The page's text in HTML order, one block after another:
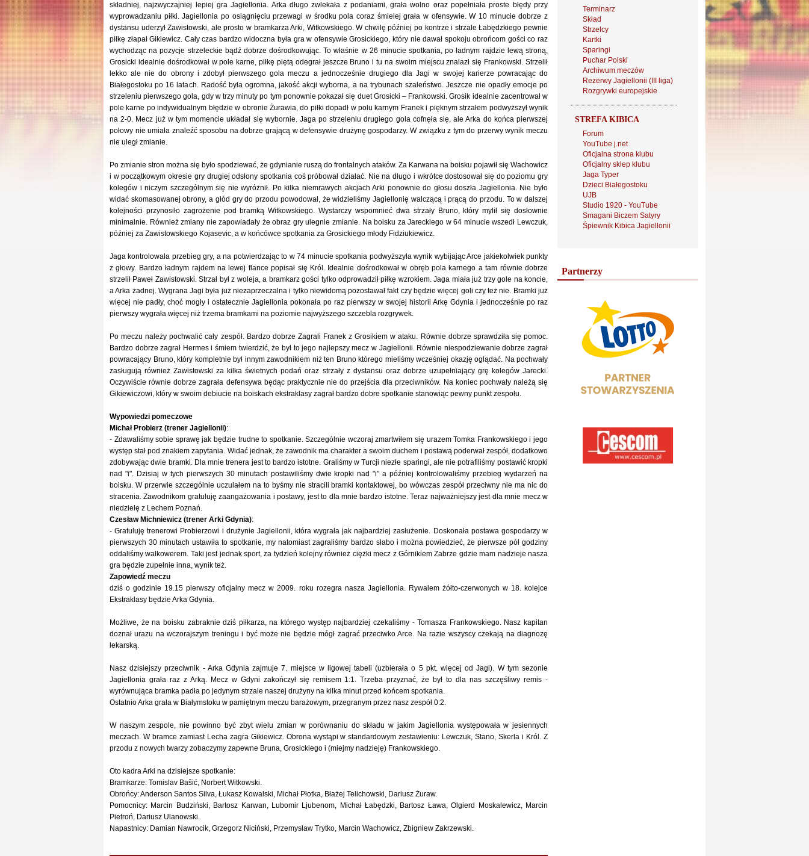
składniej, najzwyczajniej lepiej gra Jagiellonia. Arka długo zwlekała z podaniami, grała wolno oraz popełniała proste błędy przy
wyprowadzaniu piłki. Jagiellonia po osiągnięciu przewagi w środku pola coraz śmielej grała w ofensywie. W 10 minucie dobrze z
dystansu uderzył Zawistowski, ale prosto w bramkarza Arki, Witkowskiego. W chwilę później po kontrze i strzale Łabędzkiego pewnie
piłkę złapał Gikiewicz. Cały czas bardzo widoczna była gra w ofensywie Grosickiego, który nie dawał spokoju obrońcom gości co raz
wychodząc na pozycje strzeleckie bądź dobrze dośrodkowując. To właśnie w 26 minucie spotkania, po ładnym rajdzie lewą stroną,
Grosicki idealnie dośrodkował w pole karne, piłkę piętą odegrał jeszcze Bruno i tu na swoim miejscu znalazł się Frankowski. Strzelił
lekko ale nie do obrony i zdobył pierwszego gola meczu a jednocześnie drugiego dla Jagi w swojej karierze powracając do
Białegostoku po 16 latach. Radość była ogromna, jakość akcji wyborna, a na trybunach szaleństwo. Jeszcze nie opadły emocje po
strzeleniu pierwszego gola, gdy w trzy minuty po tym ponownie pokazał się duet Grosicki – Frankowski. Grosik idealnie zacentrował w
pole karne po indywidualnym błędzie w obronie Żurawia, do piłki dopadł w polu karnym Franek i pięknym strzałem podwyższył wynik
na 2-0. Mecz już w tym momencie układał się wybornie. Jaga po strzeleniu drugiego gola cofnęła się, ale Arka do końca pierwszej
połowy nie umiała znaleźć sposobu na dobrze grającą w defensywie drużynę gospodarzy. W związku z tym do przerwy wynik meczu
nie uległ zmianie.
Po zmianie stron można się było spodziewać, że gdynianie ruszą do frontalnych ataków. Za Karwana na boisku pojawił się Wachowicz
i w początkowym okresie gry drugiej odsłony spotkania coś próbował działać. Nie na długo i wkrótce dostosował się do poziomu gry
kolegów i niczym szczególnym się nie wyróżnił. Po kilka niemrawych akcjach Arki ponownie do głosu doszła Jagiellonia. Nie było
widać skomasowanej obrony, a głód gry do przodu powodował, że widzieliśmy Jagiellonię walczącą i prącą do przodu. To w dalszej
kolejności przynosiło zagrożenie pod bramką Witkowskiego. Wystarczy wspomnieć dwa strzały Bruno, który mylił się dosłownie
minimalnie. Również zmiany nie zapowiadały że obraz gry ulegnie zmianie. Na boisku za Jareckiego w 64 minucie wszedł Lewczuk,
później za Zawistowskiego Kojasevic, a w końcówce spotkania za Grosickiego młody Fidziukiewicz.
Jaga kontrolowała przebieg gry, a na potwierdzając to w 74 minucie spotkania podwyższyła wynik wybijając Arce jakiekolwiek punkty
z głowy. Bardzo ładnym rajdem na lewej flance popisał się Król. Idealnie dośrodkował w obręb pola karnego a tam równie dobrze
strzelił Paweł Zawistowski. Strzał był z woleja, a bramkarz gości tylko odprowadził piłkę wzrokiem. Jaga miała już trzy gole na koncie,
a Arka żadnej. Wygrana Jagi była już niezaprzeczalna i tylko niewidomą pozostawał fakt czy będzie więcej goli czy też nie. Bramki już
więcej nie padły, choć mogły i ostatecznie Jagiellonia pokonała po raz pierwszy w swojej historii Arkę Gdynia i jednocześnie po raz
pierwszy wygrała więcej niż trzema bramkami na poziomie najwyższego szczebla rozgrywek.
Po meczu należy pochwalić cały zespół. Bardzo dobrze Zagrali Franek z Grosikiem w ataku. Równie dobrze sprawdziła się pomoc.
Bardzo dobrze zagrał Hermes i śmiem twierdzić, że był to jego najlepszy mecz w Jagiellonii. Równie niespodziewanie dobrze zagrał
powracający Bruno, który kompletnie był innym zawodnikiem niż ten Bruno którego mieliśmy wcześniej okazję oglądać. Na pochwały
zasługują również Zawistowski za kilka świetnych podań oraz strzały z dystansu oraz dobrze uzupełniający grę kolegów Jarecki.
Oczywiście równie dobrze zagrała defensywa będąc praktycznie nie do przejścia dla przeciwników. Na koniec pochwały należą się
Gikiewiczowi, który w swoim debiucie na boiskach ekstraklasy zagrał bardzo dobre spotkanie stanowiąc pewny punkt zespołu.
Wypowiedzi pomeczowe
Michał Probierz (trener Jagiellonii):
- Zdawaliśmy sobie sprawę jak będzie trudne to spotkanie. Szczególnie wczoraj zmartwiłem się urazem Tomka Frankowskiego i jego
występ stał pod znakiem zapytania. Widać jednak, że zawodnik ma charakter a swoim duchem i postawą poderwał zespół, dodatkowo
zdobywając dwie bramki. Dla mnie trenera jest to bardzo istotne. Graliśmy w Turcji niezłe sparingi, ale nie potrafiliśmy postawić kropki
nad "i". Dzisiaj w tych pierwszych 30 minutach postawiliśmy dwie kropki nad "i" a później kontrolowaliśmy przebieg wydarzeń na
boisku. W przerwie szczególnie uczulałem na to byśmy nie stracili bramki kontaktowej, bo wówczas zespół przeciwny nie ma nic do
stracenia. Zawodnikom gratuluję zaangażowania i postawy, jest to dla mnie bardzo istotne. Teraz najważniejszy jest dla mnie mecz w
niedzielę z Lechem Poznań.
Czesław Michniewicz (trener Arki Gdynia):
- Gratuluję trenerowi Probierzowi i drużynie Jagiellonii, która wygrała jak najbardziej zasłużenie. Doskonała postawa gospodarzy w
pierwszych 30 minutach ustawiła to spotkanie, my natomiast zagraliśmy bardzo słabo i można powiedzieć, że pierwsze pół godziny
oddaliśmy walkowerem. Taki jest jednak sport, za tydzień kolejny również ciężki mecz z Górnikiem Zabrze gdzie mam nadzieje nasza
gra będzie zupełnie inna, wynik też.
Zapowiedź meczu
dziś o godzinie 19.15 pierwszy oficjalny mecz w 2009. roku rozegra nasza Jagiellonia. Rywalem żółto-czerwonych w 18. kolejce
Ekstraklasy będzie Arka Gdynia.
Możliwe, że na boisku zabraknie dziś piłkarza, na którego występ najbardziej czekaliśmy - Tomasza Frankowskiego. Nasz kapitan
doznał urazu na wczorajszym treningu i być może nie będzie mógł zagrać przeciwko Arce. Na razie wszyscy czekają na diagnozę
lekarską.
Nasz dzisiejszy przeciwnik - Arka Gdynia zajmuje 7. miejsce w ligowej tabeli (uzbierała o 5 pkt. więcej od Jagi). W tym sezonie
Jagiellonia grała raz z Arką. Mecz w Gdyni zakończył się remisem 1:1. Trzeba przyznać, że był to dla nas szczęśliwy remis -
wyrównująca bramka padła po jedynym strzale naszej drużyny na kilka minut przed końcem spotkania.
Ostatnio Arka grała w Białymstoku w pamiętnym meczu barażowym, przegranym przez nasz zespół 0:2.
W naszym zespole, nie powinno być zbyt wielu zmian w porównaniu do składu w jakim Jagiellonia występowała w jesiennych
meczach. W bramce zamiast Lecha zagra Gikiewicz. Obrona wystąpi w standardowym zestawieniu: Lewczuk, Stano, Skerla i Król. Z
przodu z nowych twarzy zobaczymy zapewne Bruna, Grosickiego i (miejmy nadzieję) Frankowskiego.
Oto kadra Arki na dzisiejsze spotkanie:
Bramkarze: Tomislav Bašić, Norbert Witkowski.
Obrońcy: Anderson Santos Silva, Łukasz Kowalski, Michał Płotka, Błażej Telichowski, Dariusz Żuraw.
Pomocnicy: Marcin Budziński, Bartosz Karwan, Lubomir Ljubenom, Michał Łabędzki, Bartosz Ława, Olgierd Moskalewicz, Marcin
Pietroń, Dariusz Ulanowski.
Napastnicy: Damian Nawrocik, Grzegorz Niciński, Przemysław Trytko, Marcin Wachowicz, Zbigniew Zakrzewski.
Terminarz
Skład
Strzelcy
Kartki
Sparingi
Puchar Polski
Archiwum meczów
Rezerwy Jagiellonii (III liga)
Rozgrywki europejskie
STREFA KIBICA
Forum
YouTube j.net
Oficjalna strona klubu
Oficjalny sklep klubu
Jaga Typer
Dzieci Białegostoku
UJB
Studio 1920 - YouTube
Smagani Biczem Satyry
Śpiewnik Kibica Jagiellonii
Partnerzy